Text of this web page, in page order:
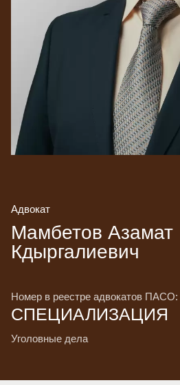
Адвокат
Мамбетов Азамат
Кдыргалиевич
Номер в реестре адвокатов ПАСО:
СПЕЦИАЛИЗАЦИЯ
уголовные дела